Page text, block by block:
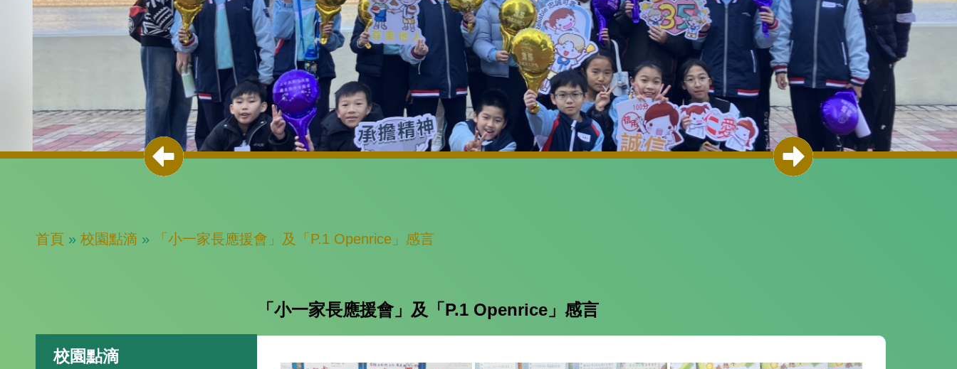
首頁 » 校園點滴 » 「小一家長應援會」及「P.1 Openrice」感言
校園點滴
「小一家長應援會」及「P.1 Openrice」感言